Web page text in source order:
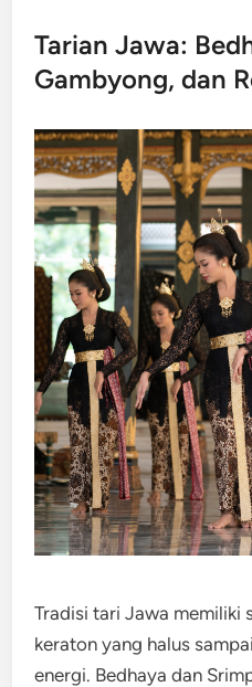
Tarian Jawa:
Gambyong, dan
Tradisi tari Jawa memiliki
keraton yang halus
energi. Bedhaya dan